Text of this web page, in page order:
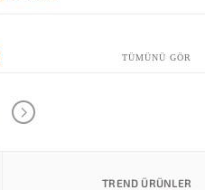
TÜMÜNÜ GÖR
TREND ÜRÜNLER